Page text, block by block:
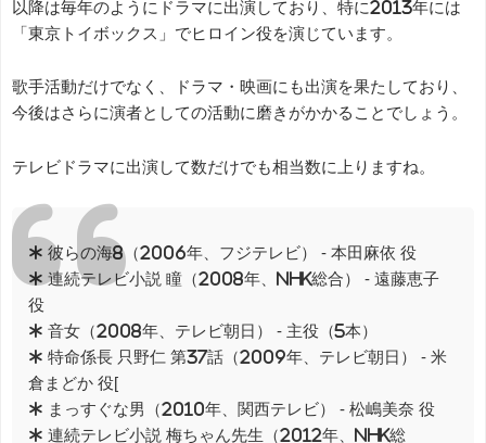
以降は毎年のようにドラマに出演しており、特に2013年には
「東京トイボックス」でヒロイン役を演じています。
歌手活動だけでなく、ドラマ・映画にも出演を果たしており、
今後はさらに演者としての活動に磨きがかかることでしょう。
テレビドラマに出演して数だけでも相当数に上りますね。
* 彼らの海8（2006年、フジテレビ） - 本田麻依 役
* 連続テレビ小説 瞳（2008年、NHK総合） - 遠藤恵子
役
* 音女（2008年、テレビ朝日） - 主役（5本）
* 特命係長 只野仁 第37話（2009年、テレビ朝日） - 米
倉まどか 役[
* まっすぐな男（2010年、関西テレビ） - 松嶋美奈 役
* 連続テレビ小説 梅ちゃん先生（2012年、NHK総